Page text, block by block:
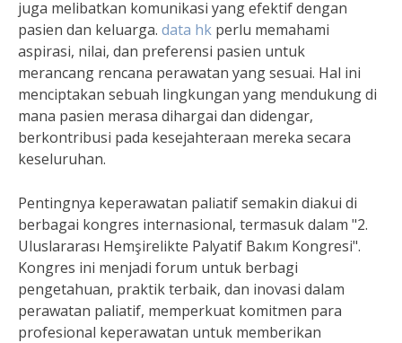
juga melibatkan komunikasi yang efektif dengan
pasien dan keluarga. data hk perlu memahami
aspirasi, nilai, dan preferensi pasien untuk
merancang rencana perawatan yang sesuai. Hal ini
menciptakan sebuah lingkungan yang mendukung di
mana pasien merasa dihargai dan didengar,
berkontribusi pada kesejahteraan mereka secara
keseluruhan.
Pentingnya keperawatan paliatif semakin diakui di
berbagai kongres internasional, termasuk dalam "2.
Uluslararası Hemşirelikte Palyatif Bakım Kongresi".
Kongres ini menjadi forum untuk berbagi
pengetahuan, praktik terbaik, dan inovasi dalam
perawatan paliatif, memperkuat komitmen para
profesional keperawatan untuk memberikan